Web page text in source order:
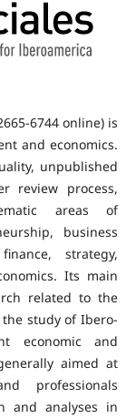
6744 online) is
and economics.
unpublished
review process,
areas of
business
strategy,
Its main
related to the
study of Ibero-
economic and
aimed at
professionals
and analyses in